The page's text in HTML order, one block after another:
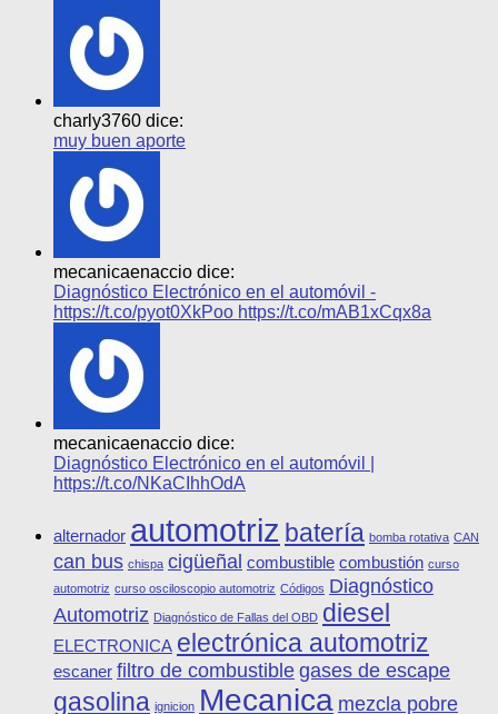
charly3760 dice:
muy buen aporte
mecanicaenaccio dice:
Diagnóstico Electrónico en el automóvil -
https://t.co/pyot0XkPoo https://t.co/mAB1xCqx8a
mecanicaenaccio dice:
Diagnóstico Electrónico en el automóvil |
https://t.co/NKaCIhhOdA
alternador automotriz batería bomba rotativa CAN
can bus chispa cigüeñal combustible combustión curso
automotriz curso osciloscopio automotriz Códigos Diagnóstico
Automotriz Diagnóstico de Fallas del OBD diesel
ELECTRONICA electrónica automotriz
escaner filtro de combustiblegases de escape
gasolina ignicion Mecanica mezcla pobre